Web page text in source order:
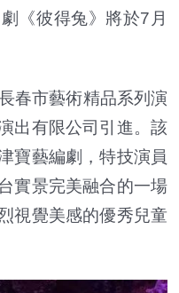
《彼得兔》將於7月
春市藝術精品系列演
出有限公司引進。該
寶藝編劇，特技演員
實景完美融合的一場
視覺美感的優秀兒童